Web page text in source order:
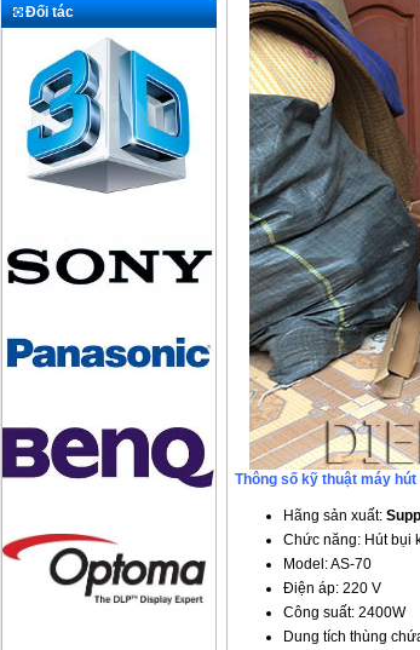
Đối tác
Thông số kỹ thuật máy
Hãng sản xuất:
Chức năng: Hút bụi
Model: AS-70
Điện áp: 220 V
Công suất: 2400W
Dung tích thùng